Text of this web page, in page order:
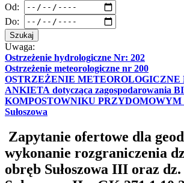
Od:
Do:
Szukaj
Uwaga:
Ostrzeżenie hydrologiczne Nr: 202
Ostrzeżenie meteorologiczne nr 200
OSTRZEŻENIE METEOROLOGICZNE
ANKIETA dotycząca zagospodarowania
KOMPOSTOWNIKU PRZYDOMOWYM
Sułoszowa
Zapytanie ofertowe dla
wykonanie rozgraniczenia
obręb Sułoszowa III oraz